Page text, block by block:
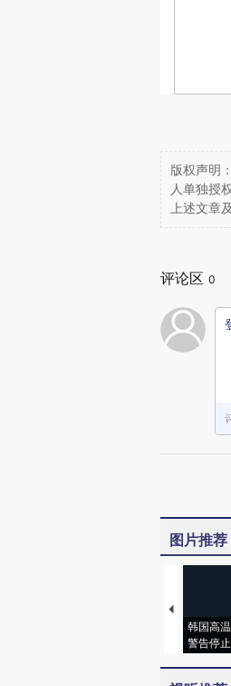
版权声明
人单独授
上述文章
评论区 0
图片推荐
韩国高
警告停